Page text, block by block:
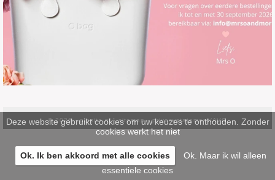
© 2026 -pinsite.nl-sitemap-privacystatement/AVG
Deze website gebruikt cookies om uw keuzes te onthouden. Zonder
cookies werkt het niet
Ok. Ik ben akkoord met alle cookies
Ok. Maar ik wil alleen
essentiele cookies